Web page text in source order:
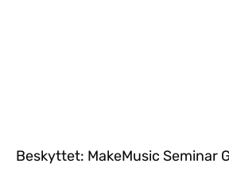
Beskyttet: MakeMusic Seminar